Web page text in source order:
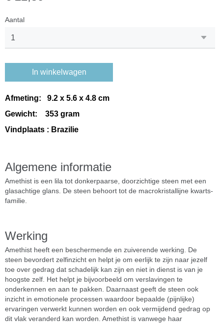
Aantal
In winkelwagen
Afmeting: 9.2 x 5.6 x 4.8 cm
Gewicht: 353 gram
Vindplaats : Brazilie
Algemene informatie
Amethist is een lila tot donkerpaarse, doorzichtige steen met een
glasachtige glans. De steen behoort tot de macrokristallijne kwarts-
familie.
Werking
Amethist heeft een beschermende en zuiverende werking. De
steen bevordert zelfinzicht en helpt je om eerlijk te zijn naar jezelf
toe over gedrag dat schadelijk kan zijn en niet in dienst is van je
hoogste zelf. Het helpt je bijvoorbeeld om verslavingen te
onderkennen en aan te pakken. Daarnaast geeft de steen ook
inzicht in emotionele processen waardoor bepaalde (pijnlijke)
ervaringen verwerkt kunnen worden en ook vermijdend gedrag op
dit vlak veranderd kan worden. Amethist is vanwege haar